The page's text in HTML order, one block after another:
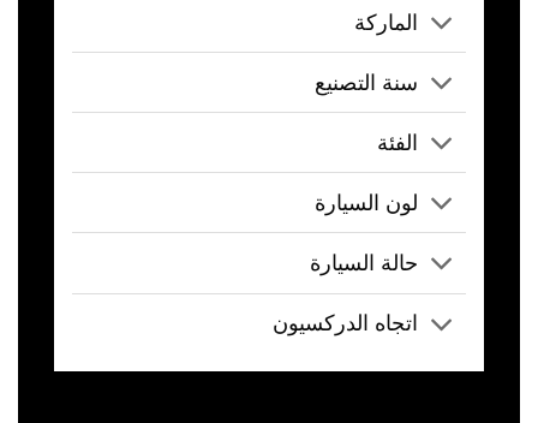
الماركة
سنة التصنيع
الفئة
لون السيارة
حالة السيارة
اتجاه الدركسيون